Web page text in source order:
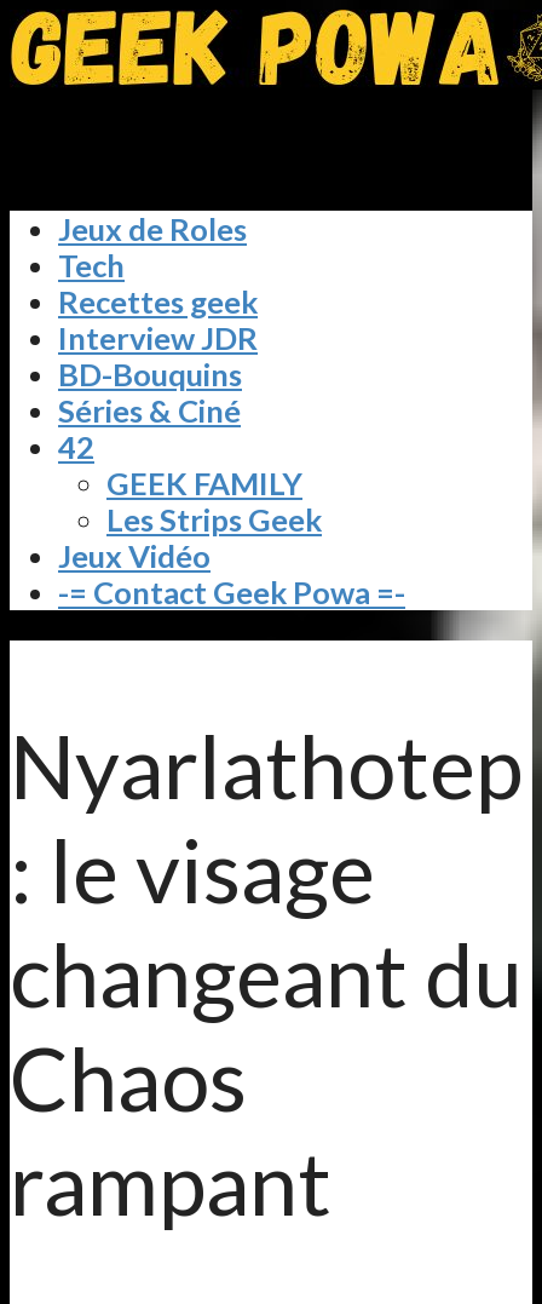
Jeux de Roles
Tech
Recettes geek
Interview JDR
BD-Bouquins
Séries & Ciné
42
GEEK FAMILY
Les Strips Geek
Jeux Vidéo
-= Contact Geek Powa =-
Nyarlathotep
: le visage
changeant du
Chaos
rampant